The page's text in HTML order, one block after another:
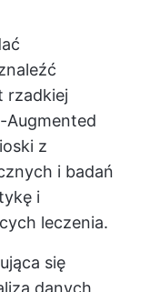
rzadkiej
Augmented
z
i badań
i
leczenia.
się
danych,